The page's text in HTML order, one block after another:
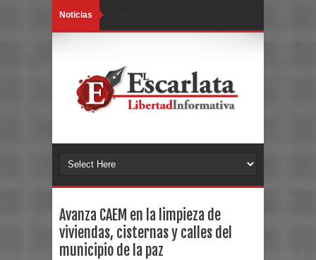
Noticias
Avanza CAEM en la limpieza de
viviendas, cisternas y calles del
municipio de la paz